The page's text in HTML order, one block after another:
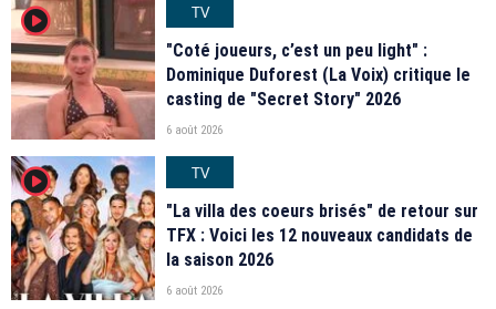
player2
TV
"Coté joueurs, c’est un peu light" :
Dominique Duforest (La Voix) critique le
casting de "Secret Story" 2026
6 août 2026
player2
TV
"La villa des coeurs brisés" de retour sur
TFX : Voici les 12 nouveaux candidats de
la saison 2026
6 août 2026